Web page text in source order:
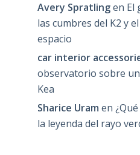
Avery Spratlingen El
las cumbres del K2 y
espacio
car interior
observatorio sobre
Kea
Sharice Uram en
la leyenda del rayo